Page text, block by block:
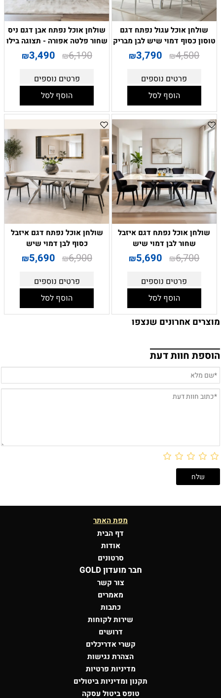
שולחן אוכל עגול נפתח דגם
טוסון כסוף דמוי שיש לבן מבריק
₪4,500
₪3,790
פרטים נוספים
הוסף לסל
שולחן אוכל נפתח אבן דגם ניס
שחור פלטה אפורה - תצוגה בילו
₪6,190
₪3,490
פרטים נוספים
הוסף לסל
שולחן אוכל נפתח דגם איזבל
שחור לבן דמוי שיש
₪6,700
₪5,690
פרטים נוספים
הוסף לסל
שולחן אוכל נפתח דגם איזבל
כסוף לבן דמוי שיש
₪6,900
₪5,690
פרטים נוספים
הוסף לסל
מוצרים אחרונים שנצפו
הוספת חוות דעת
מפת האתר
דף הבית
אודות
סרטונים
חבר מועדון GOLD
צור קשר
מאמרים
כתבות
שירות לקוחות
דרושים
קשרי אדריכלים
הצהרת נגישות
מדיניות פרטיות
תקנון ומדיניות ביטולים
טופס ביטול עסקה